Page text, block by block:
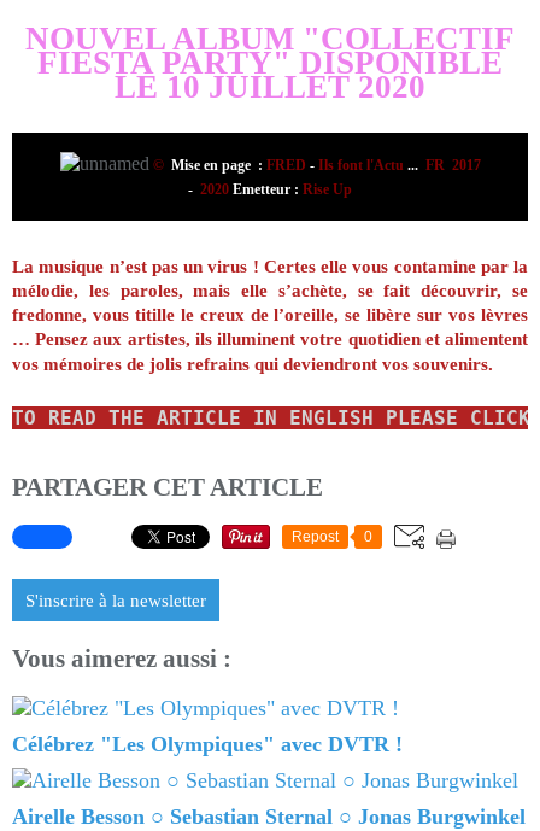
NOUVEL ALBUM "COLLECTIF
FIESTA PARTY" DISPONIBLE
LE 10 JUILLET 2020
© Mise en page : FRED - Ils font l'Actu ... FR 2017
- 2020 Emetteur : Rise Up
La musique n’est pas un virus ! Certes elle vous contamine par la
mélodie, les paroles, mais elle s’achète, se fait découvrir, se
fredonne, vous titille le creux de l’oreille, se libère sur vos lèvres
…Pensez aux artistes, ils illuminent votre quotidien et alimentent
vos mémoires de jolis refrains qui deviendront vos souvenirs.
TO READ THE ARTICLE IN ENGLISH PLEASE
PARTAGER CET ARTICLE
Repost 0
S'inscrire à la newsletter
Vous aimerez aussi :
Célébrez "Les Olympiques" avec DVTR !
Airelle Besson ○ Sebastian Sternal ○ Jonas Burgwinkel